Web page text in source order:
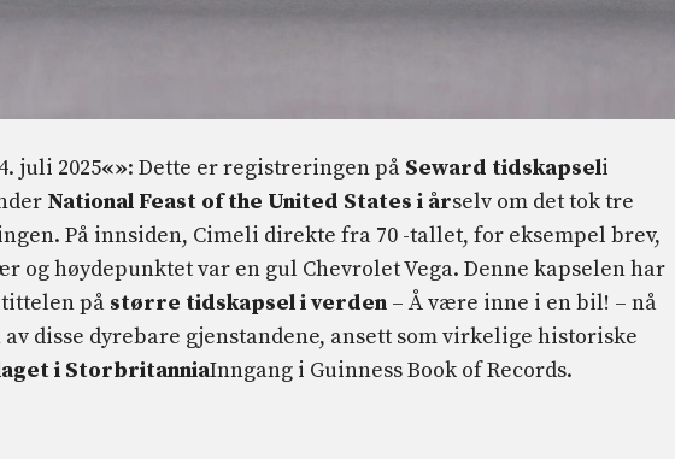
juli 2025«»: Dette er registreringen på Seward tidskapseli
National Feast of the United States i årselv om det tok tre
På innsiden, Cimeli direkte fra 70 -tallet, for eksempel brev,
og høydepunktet var en gul Chevrolet Vega. Denne kapselen har
på større tidskapsel i verden – Å være inne i en bil! – nå
disse dyrebare gjenstandene, ansett som virkelige historiske
i StorbritanniaInngang i Guinness Book of Records.